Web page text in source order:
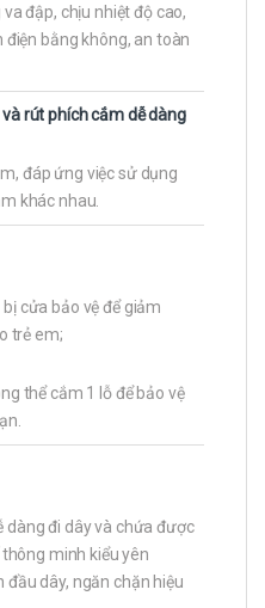
đập, chịu nhiệt độ cao,
điện bằng không, an toàn
rút phích cắm dễ dàng
đáp ứng việc sử dụng
khác nhau.
cửa bảo vệ để giảm
trẻ em;
thể cắm 1 lỗ để bảo vệ
dàng đi dây và chứa được
minh kiểu yên
dây, ngăn chặn hiệu